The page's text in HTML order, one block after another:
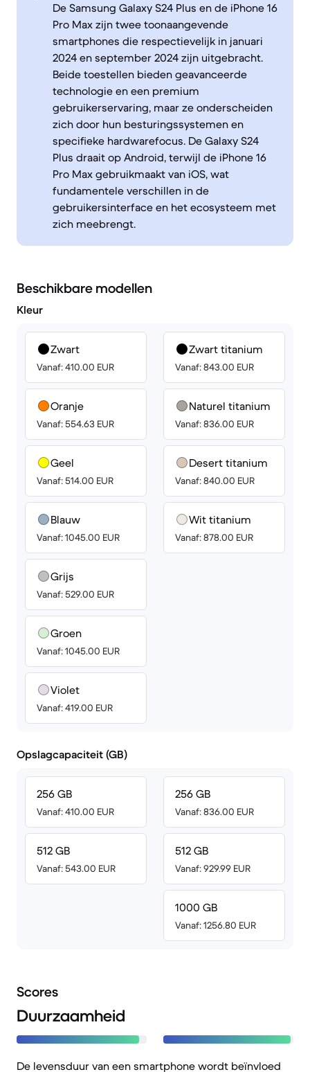
De Samsung Galaxy S24 Plus en de iPhone 16
Pro Max zijn twee toonaangevende
smartphones die respectievelijk in januari
2024 en september 2024 zijn uitgebracht.
Beide toestellen bieden geavanceerde
technologie en een premium
gebruikerservaring, maar ze onderscheiden
zich door hun besturingssystemen en
specifieke hardwarefocus. De Galaxy S24
Plus draait op Android, terwijl de iPhone 16
Pro Max gebruikmaakt van iOS, wat
fundamentele verschillen in de
gebruikersinterface en het ecosysteem met
zich meebrengt.
Beschikbare modellen
Kleur
Zwart
Vanaf: 410.00 EUR
Oranje
Vanaf: 554.63 EUR
Geel
Vanaf: 514.00 EUR
Blauw
Vanaf: 1045.00 EUR
Grijs
Vanaf: 529.00 EUR
Groen
Vanaf: 1045.00 EUR
Violet
Vanaf: 419.00 EUR
Zwart titanium
Vanaf: 843.00 EUR
Naturel titanium
Vanaf: 836.00 EUR
Desert titanium
Vanaf: 840.00 EUR
Wit titanium
Vanaf: 878.00 EUR
Opslagcapaciteit (GB)
256 GB
Vanaf: 410.00 EUR
512 GB
Vanaf: 543.00 EUR
256 GB
Vanaf: 836.00 EUR
512 GB
Vanaf: 929.99 EUR
1000 GB
Vanaf: 1256.80 EUR
Scores
Duurzaamheid
De levensduur van een smartphone wordt beïnvloed